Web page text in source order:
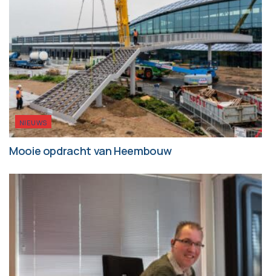
NIEUWS
Mooie opdracht van Heembouw